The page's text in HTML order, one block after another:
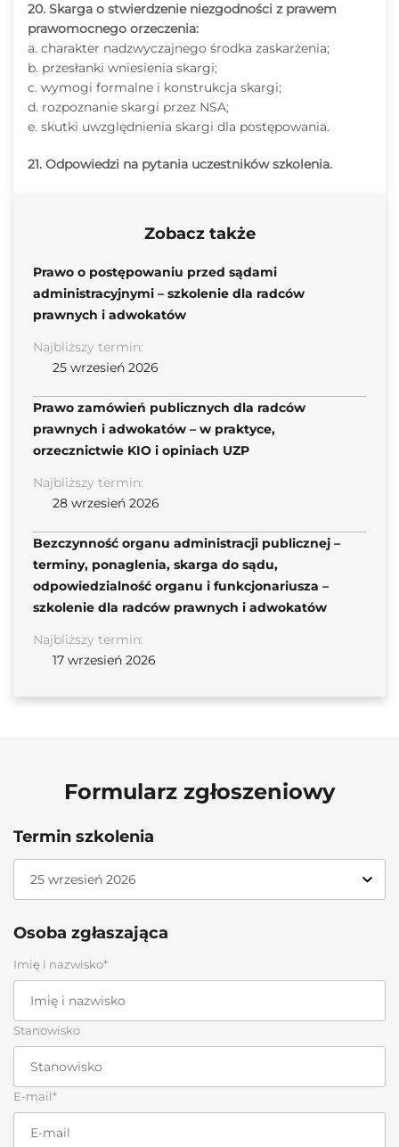
20. Skarga o stwierdzenie niezgodności z prawem
prawomocnego orzeczenia:
a. charakter nadzwyczajnego środka zaskarżenia;
b. przesłanki wniesienia skargi;
c. wymogi formalne i konstrukcja skargi;
d. rozpoznanie skargi przez NSA;
e. skutki uwzględnienia skargi dla postępowania.
21. Odpowiedzi na pytania uczestników szkolenia.
Zobacz także
Prawo o postępowaniu przed sądami
administracyjnymi – szkolenie dla radców
prawnych i adwokatów
Najbliższy termin:
25 wrzesień 2026
Prawo zamówień publicznych dla radców
prawnych i adwokatów – w praktyce,
orzecznictwie KIO i opiniach UZP
Najbliższy termin:
28 wrzesień 2026
Bezczynność organu administracji publicznej –
terminy, ponaglenia, skarga do sądu,
odpowiedzialność organu i funkcjonariusza –
szkolenie dla radców prawnych i adwokatów
Najbliższy termin:
17 wrzesień 2026
Formularz zgłoszeniowy
Termin szkolenia
Osoba zgłaszająca
Imię i nazwisko*
Stanowisko
E-mail*